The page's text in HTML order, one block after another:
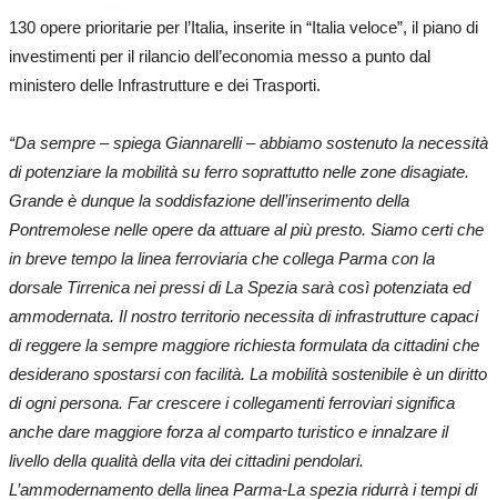
130 opere prioritarie per l’Italia, inserite in “Italia veloce”, il piano di
investimenti per il rilancio dell’economia messo a punto dal
ministero delle Infrastrutture e dei Trasporti.
“Da sempre – spiega Giannarelli – abbiamo sostenuto la necessità
di potenziare la mobilità su ferro soprattutto nelle zone disagiate.
Grande è dunque la soddisfazione dell’inserimento della
Pontremolese nelle opere da attuare al più presto. Siamo certi che
in breve tempo la linea ferroviaria che collega Parma con la
dorsale Tirrenica nei pressi di La Spezia sarà così potenziata ed
ammodernata. Il nostro territorio necessita di infrastrutture capaci
di reggere la sempre maggiore richiesta formulata da cittadini che
desiderano spostarsi con facilità. La mobilità sostenibile è un diritto
di ogni persona. Far crescere i collegamenti ferroviari significa
anche dare maggiore forza al comparto turistico e innalzare il
livello della qualità della vita dei cittadini pendolari.
L’ammodernamento della linea Parma-La spezia ridurrà i tempi di